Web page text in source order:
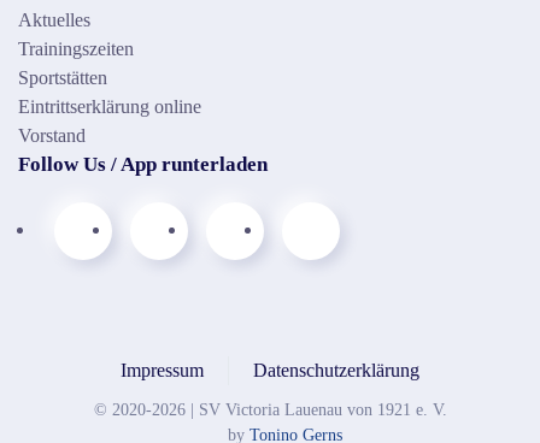
Aktuelles
Trainingszeiten
Sportstätten
Eintrittserklärung online
Vorstand
Follow Us / App runterladen
Impressum Datenschutzerklärung
© 2020-2026| SV Victoria Lauenau von 1921 e. V.
by Tonino Gerns